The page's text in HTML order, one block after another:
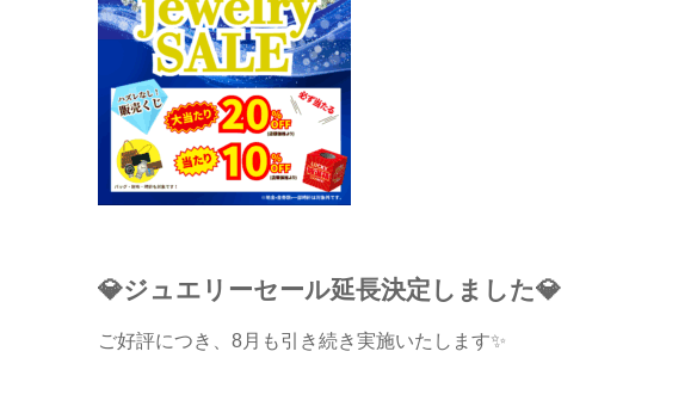
💎ジュエリーセール延長決定しました💎
ご好評につき、8月も引き続き実施いたします✨